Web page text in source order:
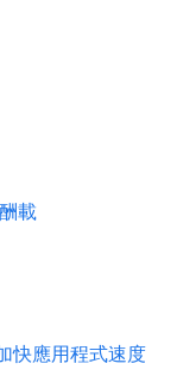
載
快應用程式速度